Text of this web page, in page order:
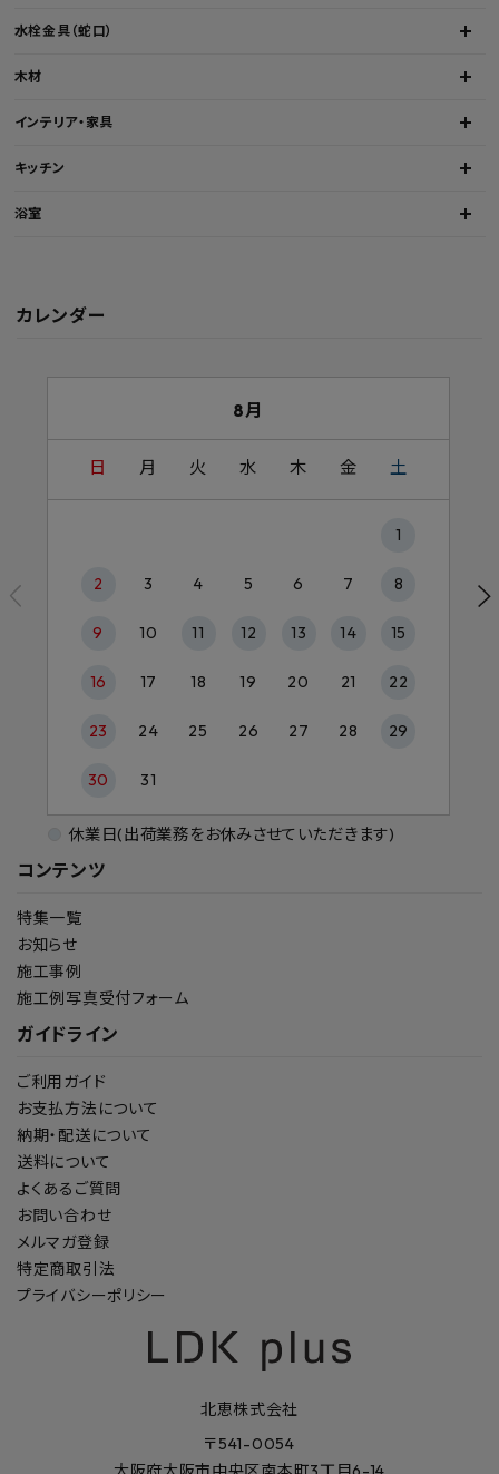
水栓金具（蛇口）
木材
インテリア・家具
キッチン
浴室
コンテンツ
特集一覧
お知らせ
施工事例
施工例写真受付フォーム
ガイドライン
ご利用ガイド
お支払方法について
納期・配送について
送料について
よくあるご質問
お問い合わせ
メルマガ登録
特定商取引法
プライバシーポリシー
カレンダー
8月
日 月 火 水 木 金 土
1
2 3 4 5 6 7 8
9 10 11 12 13 14 15
16 17 18 19 20 21 22
23 24 25 26 27 28 29
30 31
休業日(出荷業務をお休みさせていただきます)
北恵株式会社
〒541-0054